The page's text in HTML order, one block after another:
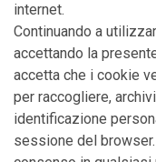
internet.
Continuando a
accettando la
accetta che i cookie
per raccogliere,
identificazione
sessione del